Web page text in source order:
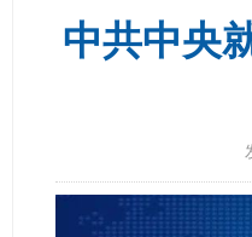
中共中央